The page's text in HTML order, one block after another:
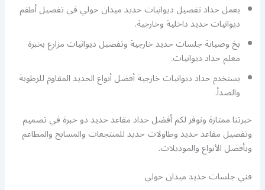
يعمل حداد تفصيل ديوانيات حديد ميدان حولي في تفصيل أطقم
ديوانيات حديد داخلية وخارجية.
بخ وصيانة جلسات حديد خارجية وتفصيل ديوانيات مزارع بخبرة
معلم حداد ديوانيات.
يستخدم حداد ديوانيات خارجية أفضل أنواع الحديد المقاوم للرطوبة
والصدأ.
خبرتنا ممتازة ونوفر لكم أفضل حداد مقاعد حديد ذو خبرة في تصميم
وتفصيل مقاعد حديد وطاولات حديد للمنتجعات والمسابح والمطاعم
وبأفضل الأنواع والموديلات.
فني جلسات حديد ميدان حولي